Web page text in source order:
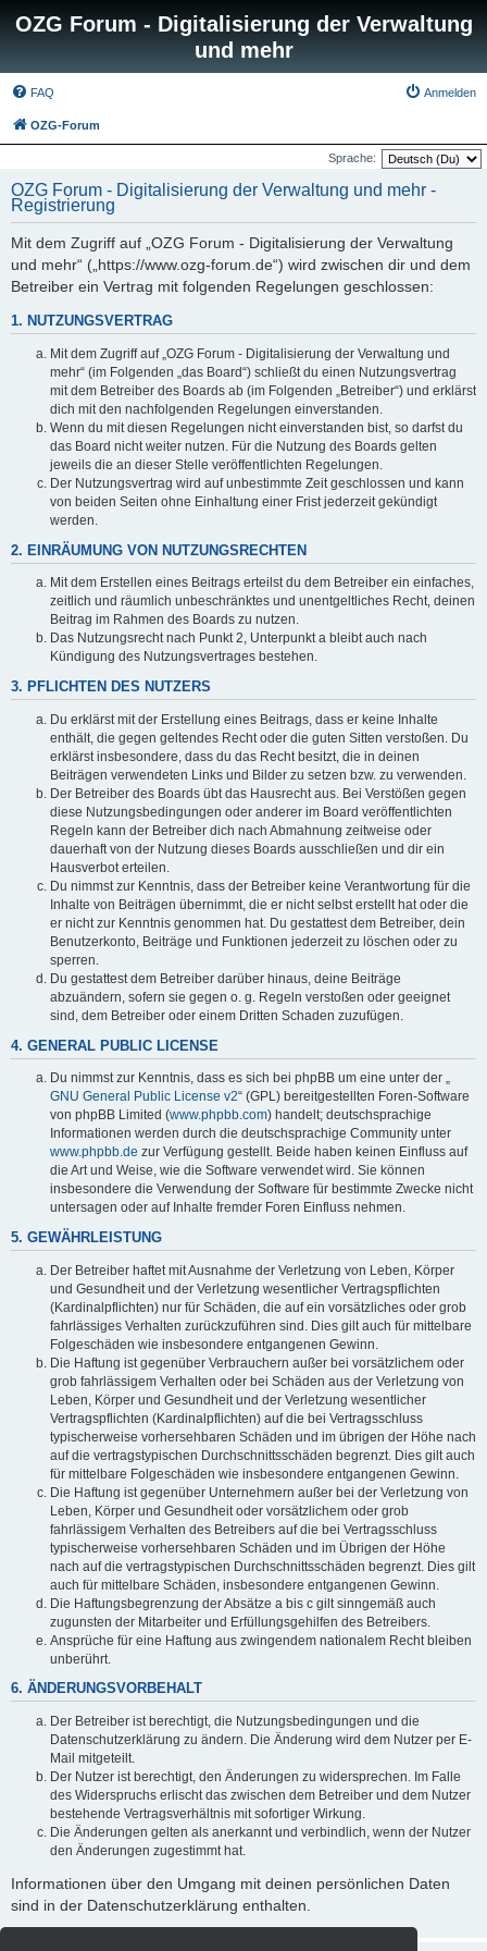
OZG Forum - Digitalisierung der Verwaltung
und mehr
FAQ Anmelden
OZG-Forum
Sprache:
OZG Forum - Digitalisierung der Verwaltung und mehr -
Registrierung
Mit dem Zugriff auf „OZG Forum - Digitalisierung der Verwaltung
und mehr“ („https://www.ozg-forum.de“) wird zwischen dir und dem
Betreiber ein Vertrag mit folgenden Regelungen geschlossen:
1. NUTZUNGSVERTRAG
Mit dem Zugriff auf „OZG Forum - Digitalisierung der Verwaltung und
mehr“ (im Folgenden „das Board“) schließt du einen Nutzungsvertrag
mit dem Betreiber des Boards ab (im Folgenden „Betreiber“) und erklärst
dich mit den nachfolgenden Regelungen einverstanden.
Wenn du mit diesen Regelungen nicht einverstanden bist, so darfst du
das Board nicht weiter nutzen. Für die Nutzung des Boards gelten
jeweils die an dieser Stelle veröffentlichten Regelungen.
Der Nutzungsvertrag wird auf unbestimmte Zeit geschlossen und kann
von beiden Seiten ohne Einhaltung einer Frist jederzeit gekündigt
werden.
2. EINRÄUMUNG VON NUTZUNGSRECHTEN
Mit dem Erstellen eines Beitrags erteilst du dem Betreiber ein einfaches,
zeitlich und räumlich unbeschränktes und unentgeltliches Recht, deinen
Beitrag im Rahmen des Boards zu nutzen.
Das Nutzungsrecht nach Punkt 2, Unterpunkt a bleibt auch nach
Kündigung des Nutzungsvertrages bestehen.
3. PFLICHTEN DES NUTZERS
Du erklärst mit der Erstellung eines Beitrags, dass er keine Inhalte
enthält, die gegen geltendes Recht oder die guten Sitten verstoßen. Du
erklärst insbesondere, dass du das Recht besitzt, die in deinen
Beiträgen verwendeten Links und Bilder zu setzen bzw. zu verwenden.
Der Betreiber des Boards übt das Hausrecht aus. Bei Verstößen gegen
diese Nutzungsbedingungen oder anderer im Board veröffentlichten
Regeln kann der Betreiber dich nach Abmahnung zeitweise oder
dauerhaft von der Nutzung dieses Boards ausschließen und dir ein
Hausverbot erteilen.
Du nimmst zur Kenntnis, dass der Betreiber keine Verantwortung für die
Inhalte von Beiträgen übernimmt, die er nicht selbst erstellt hat oder die
er nicht zur Kenntnis genommen hat. Du gestattest dem Betreiber, dein
Benutzerkonto, Beiträge und Funktionen jederzeit zu löschen oder zu
sperren.
Du gestattest dem Betreiber darüber hinaus, deine Beiträge
abzuändern, sofern sie gegen o. g. Regeln verstoßen oder geeignet
sind, dem Betreiber oder einem Dritten Schaden zuzufügen.
4. GENERAL PUBLIC LICENSE
Du nimmst zur Kenntnis, dass es sich bei phpBB um eine unter der „
GNU General Public License v2“ (GPL) bereitgestellten Foren-Software
von phpBB Limited (www.phpbb.com) handelt; deutschsprachige
Informationen werden durch die deutschsprachige Community unter
www.phpbb.de zur Verfügung gestellt. Beide haben keinen Einfluss auf
die Art und Weise, wie die Software verwendet wird. Sie können
insbesondere die Verwendung der Software für bestimmte Zwecke nicht
untersagen oder auf Inhalte fremder Foren Einfluss nehmen.
5. GEWÄHRLEISTUNG
Der Betreiber haftet mit Ausnahme der Verletzung von Leben, Körper
und Gesundheit und der Verletzung wesentlicher Vertragspflichten
(Kardinalpflichten) nur für Schäden, die auf ein vorsätzliches oder grob
fahrlässiges Verhalten zurückzuführen sind. Dies gilt auch für mittelbare
Folgeschäden wie insbesondere entgangenen Gewinn.
Die Haftung ist gegenüber Verbrauchern außer bei vorsätzlichem oder
grob fahrlässigem Verhalten oder bei Schäden aus der Verletzung von
Leben, Körper und Gesundheit und der Verletzung wesentlicher
Vertragspflichten (Kardinalpflichten) auf die bei Vertragsschluss
typischerweise vorhersehbaren Schäden und im übrigen der Höhe nach
auf die vertragstypischen Durchschnittsschäden begrenzt. Dies gilt auch
für mittelbare Folgeschäden wie insbesondere entgangenen Gewinn.
Die Haftung ist gegenüber Unternehmern außer bei der Verletzung von
Leben, Körper und Gesundheit oder vorsätzlichem oder grob
fahrlässigem Verhalten des Betreibers auf die bei Vertragsschluss
typischerweise vorhersehbaren Schäden und im Übrigen der Höhe
nach auf die vertragstypischen Durchschnittsschäden begrenzt. Dies gilt
auch für mittelbare Schäden, insbesondere entgangenen Gewinn.
Die Haftungsbegrenzung der Absätze a bis c gilt sinngemäß auch
zugunsten der Mitarbeiter und Erfüllungsgehilfen des Betreibers.
Ansprüche für eine Haftung aus zwingendem nationalem Recht bleiben
unberührt.
6. ÄNDERUNGSVORBEHALT
Der Betreiber ist berechtigt, die Nutzungsbedingungen und die
Datenschutzerklärung zu ändern. Die Änderung wird dem Nutzer per E-
Mail mitgeteilt.
Der Nutzer ist berechtigt, den Änderungen zu widersprechen. Im Falle
des Widerspruchs erlischt das zwischen dem Betreiber und dem Nutzer
bestehende Vertragsverhältnis mit sofortiger Wirkung.
Die Änderungen gelten als anerkannt und verbindlich, wenn der Nutzer
den Änderungen zugestimmt hat.
Informationen über den Umgang mit deinen persönlichen Daten
sind in der Datenschutzerklärung enthalten.